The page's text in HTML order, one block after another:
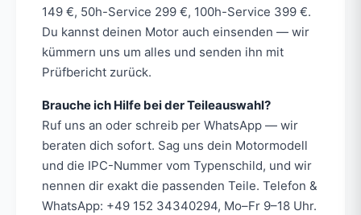
149 €, 50h-Service 299 €, 100h-Service 399 €.
Du kannst deinen Motor auch einsenden — wir
kümmern uns um alles und senden ihn mit
Prüfbericht zurück.
Brauche ich Hilfe bei der Teileauswahl?
Ruf uns an oder schreib per WhatsApp — wir
beraten dich sofort. Sag uns dein Motormodell
und die IPC-Nummer vom Typenschild, und wir
nennen dir exakt die passenden Teile. Telefon &
WhatsApp: +49 152 34340294, Mo–Fr 9–18 Uhr.